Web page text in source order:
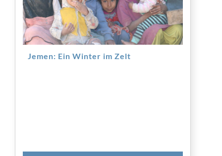
Jemen: Ein Winter im Zelt